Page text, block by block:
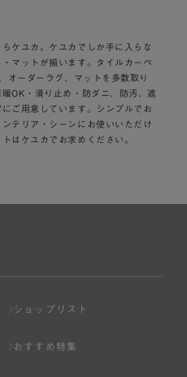
ケユカ。ケユカでしか手に入らな
マットが揃います。タイルカーペ
オーダーラグ、マットを多数取り
OK・滑り止め・防ダニ、防汚、遮
ご用意しています。シンプルでお
テリア・シーンにお使いいただけ
はケユカでお求めください。
ショップリスト
おすすめ特集